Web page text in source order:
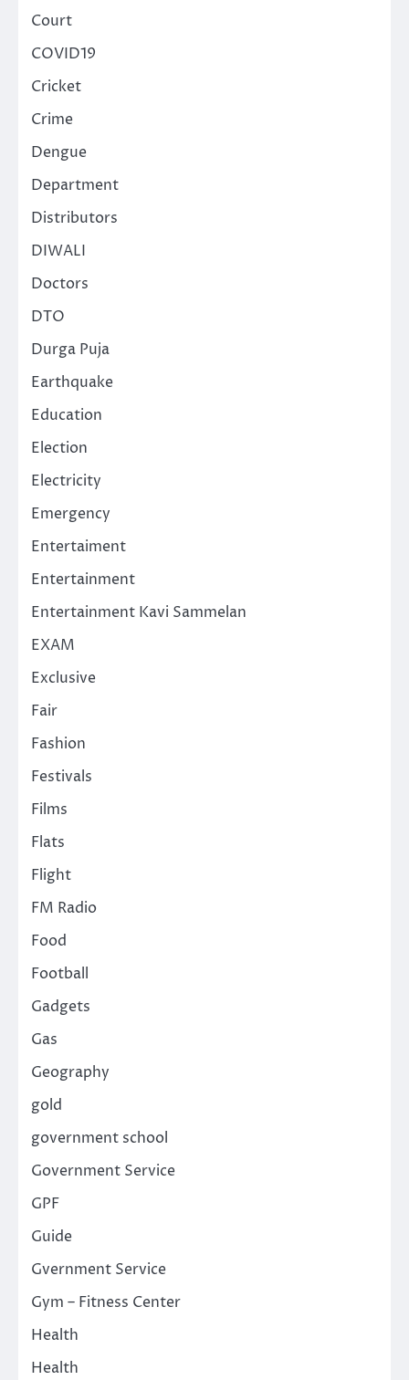
Court
COVID19
Cricket
Crime
Dengue
Department
Distributors
DIWALI
Doctors
DTO
Durga Puja
Earthquake
Education
Election
Electricity
Emergency
Entertaiment
Entertainment
Entertainment Kavi Sammelan
EXAM
Exclusive
Fair
Fashion
Festivals
Films
Flats
Flight
FM Radio
Food
Football
Gadgets
Gas
Geography
gold
government school
Government Service
GPF
Guide
Gvernment Service
Gym – Fitness Center
Health
Health